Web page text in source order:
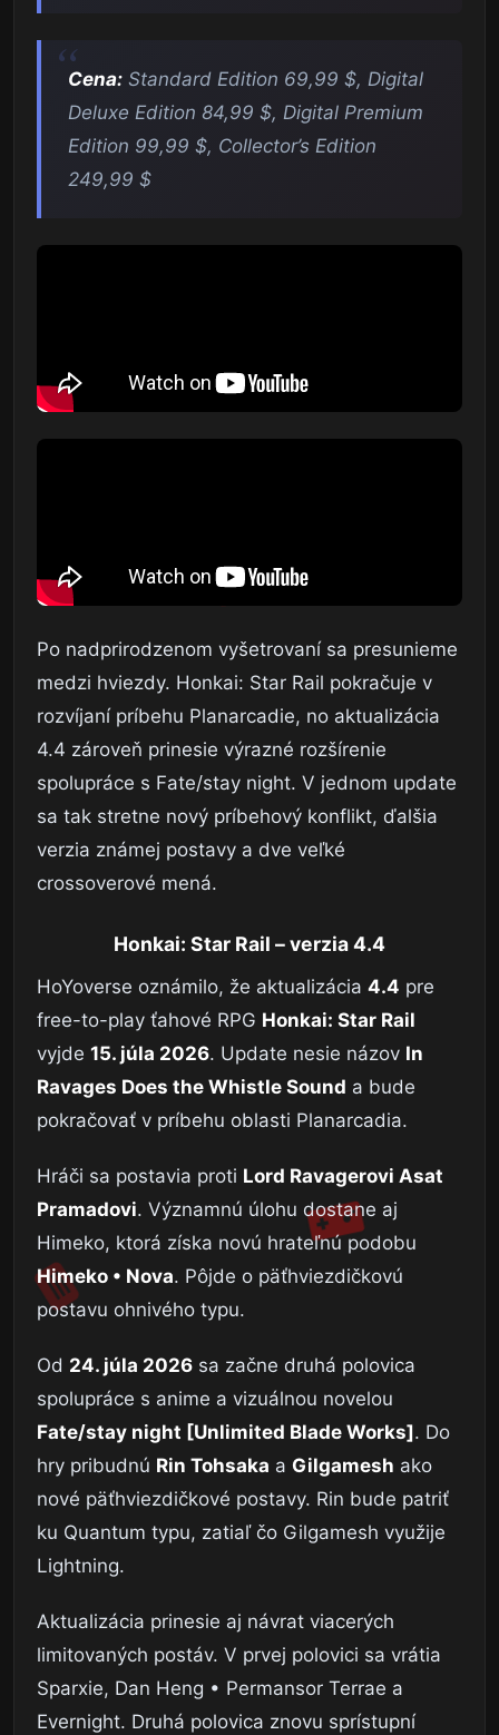
Cena: Standard Edition 69,99 $, Digital
Deluxe Edition 84,99 $, Digital Premium
Edition 99,99 $, Collector’s Edition
249,99 $
Po nadprirodzenom vyšetrovaní sa presunieme
medzi hviezdy. Honkai: Star Rail pokračuje v
rozvíjaní príbehu Planarcadie, no aktualizácia
4.4 zároveň prinesie výrazné rozšírenie
spolupráce s Fate/stay night. V jednom update
sa tak stretne nový príbehový konflikt, ďalšia
verzia známej postavy a dve veľké
crossoverové mená.
Honkai: Star Rail – verzia 4.4
HoYoverse oznámilo, že aktualizácia 4.4 pre
free-to-play ťahové RPG Honkai: Star Rail
vyjde 15. júla 2026. Update nesie názov In
Ravages Does the Whistle Sound a bude
pokračovať v príbehu oblasti Planarcadia.
Hráči sa postavia proti Lord Ravagerovi Asat
Pramadovi. Významnú úlohu dostane aj
Himeko, ktorá získa novú hrateľnú podobu
Himeko • Nova. Pôjde o päťhviezdičkovú
postavu ohnivého typu.
Od 24. júla 2026 sa začne druhá polovica
spolupráce s anime a vizuálnou novelou
Fate/stay night [Unlimited Blade Works]. Do
hry pribudnú Rin Tohsaka a Gilgamesh ako
nové päťhviezdičkové postavy. Rin bude patriť
ku Quantum typu, zatiaľ čo Gilgamesh využije
Lightning.
Aktualizácia prinesie aj návrat viacerých
limitovaných postáv. V prvej polovici sa vrátia
Sparxie, Dan Heng • Permansor Terrae a
Evernight. Druhá polovica znovu sprístupní